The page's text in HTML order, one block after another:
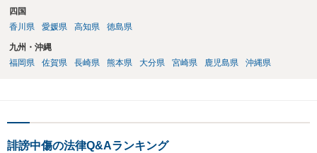
四国
香川県
愛媛県 高知県 徳島県
九州・沖縄
福岡県
佐賀県 長崎県 熊本県 大分県 宮崎県 鹿児島県 沖縄県
誹謗中傷の法律Q&Aランキング